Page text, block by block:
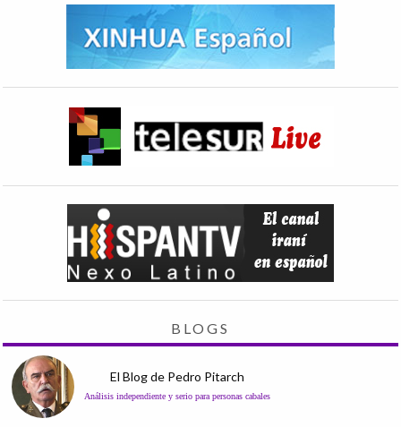
BLOGS
El Blog de Pedro Pitarch
Análisis independiente y serio para personas cabales